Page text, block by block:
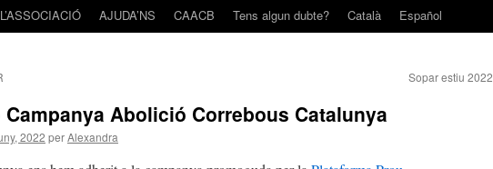
L’ASSOCIACIÓ AJUDA’NS CAACB Tens algun dubte? Català Español
Sopar estiu 2022
Abolició Correbous Catalunya
2022 perAlexandra